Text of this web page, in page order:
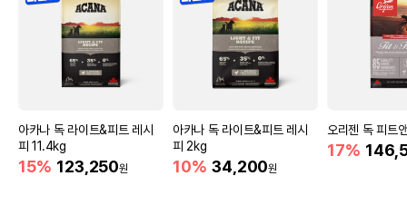
아카나 독 라이트&피트 레시
피 11.4kg
15% 123,250원
아카나 독 라이트&피트 레시
피 2kg
10% 34,200원
오리젠 독 피트
17%